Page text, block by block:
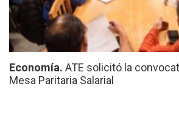
Economía. ATE solicitó la
Mesa Paritaria Salarial